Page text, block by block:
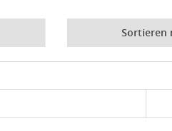
Sortieren